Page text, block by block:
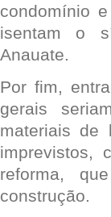
condomínio
isentam o
Anauate.
Por fim,
gerais
materiais de
imprevistos,
reforma,
construção.